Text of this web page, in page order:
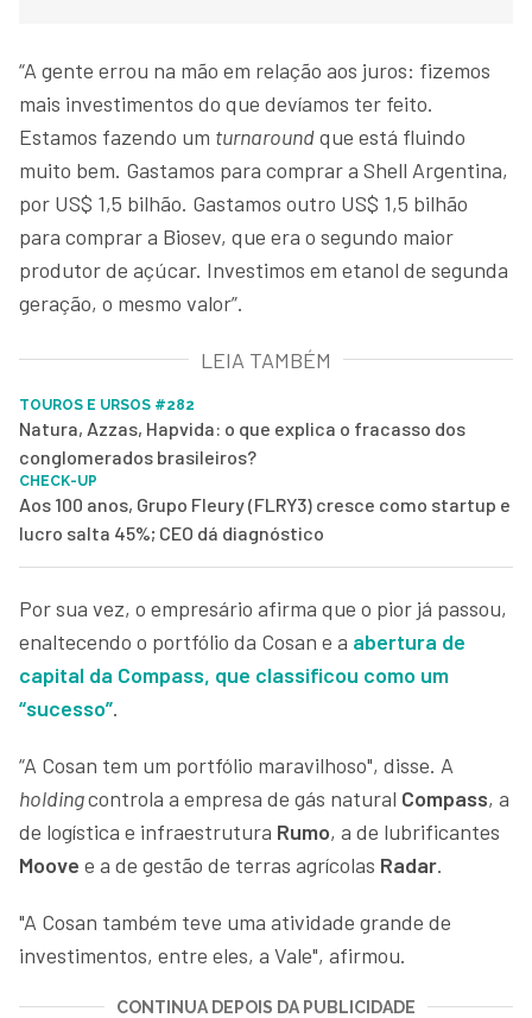
“A gente errou na mão em relação aos juros: fizemos
mais investimentos do que devíamos ter feito.
Estamos fazendo um turnaroundque está fluindo
muito bem. Gastamos para comprar a Shell Argentina,
por US$ 1,5 bilhão. Gastamos outro US$ 1,5 bilhão
para comprar a Biosev, que era o segundo maior
produtor de açúcar. Investimos em etanol de segunda
geração, o mesmo valor”.
LEIA TAMBÉM
TOUROS E URSOS #282
Natura, Azzas, Hapvida: o que explica o fracasso dos
conglomerados brasileiros?
CHECK-UP
Aos 100 anos, Grupo Fleury (FLRY3) cresce como startup e
lucro salta 45%; CEO dá diagnóstico
Por sua vez, o empresário afirma que o pior já passou,
enaltecendo o portfólio da Cosan e a abertura de
capital da Compass, que classificou como um
“sucesso”.
“A Cosan tem um portfólio maravilhoso", disse. A
holdingcontrola a empresa de gás natural Compass, a
de logística e infraestrutura Rumo, a de lubrificantes
Moove e a de gestão de terras agrícolas Radar.
"A Cosan também teve uma atividade grande de
investimentos, entre eles, a Vale", afirmou.
CONTINUA DEPOIS DA PUBLICIDADE